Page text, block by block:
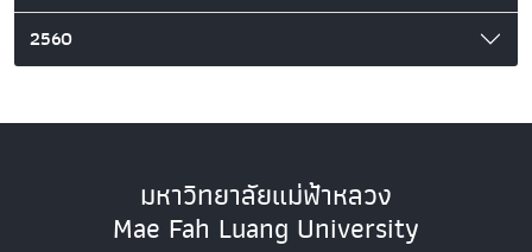
2560
มหาวิทยาลัยแม่ฟ้าหลวง
Mae Fah Luang University